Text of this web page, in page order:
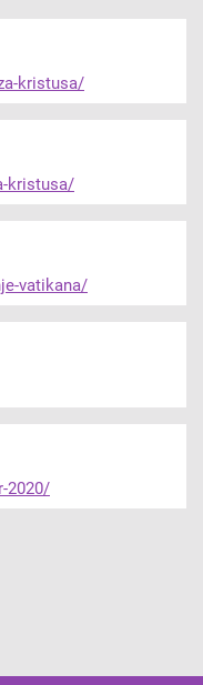
kristusa/
kristusa/
vatikana/
2020/